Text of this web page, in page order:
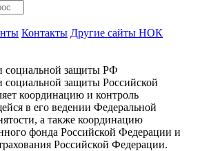
Контакты Другие сайты НОК
социальной защиты РФ
социальной защиты Российской
координацию и контроль
в его ведении Федеральной
а также координацию
фонда Российской Федерации и
Российской Федерации.